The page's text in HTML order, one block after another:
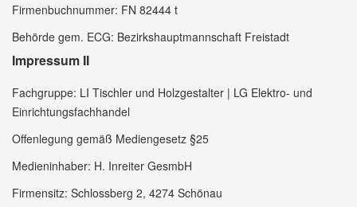
Firmenbuchnummer: FN 82444 t
Behörde gem. ECG: Bezirkshauptmannschaft Freistadt
Impressum II
Fachgruppe: LI Tischler und Holzgestalter | LG Elektro- und
Einrichtungsfachhandel
Offenlegung gemäß Mediengesetz §25
Medieninhaber: H. Inreiter GesmbH
Firmensitz: Schlossberg 2, 4274 Schönau